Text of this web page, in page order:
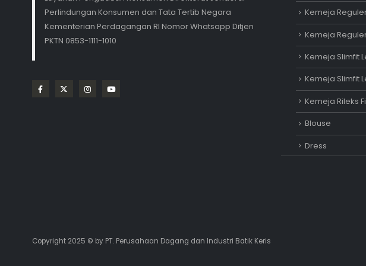
Perlindungan Konsumen dan Tata Tertib Negara
Kementerian Perdagangan RI Nomor Whatsapp Ditjen
PKTN 0853-1111-1010
Kemeja
Kemeja
Kemeja Slimfit
Kemeja Slimfit
Kemeja Rileks
Blouse
Dress
Copyright 2025 © by PT. Perusahaan Dagang dan Industri Batik Keris